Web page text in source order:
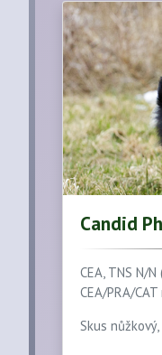
Candid
CEA, TNS N/
CEA/PRA/
Skus